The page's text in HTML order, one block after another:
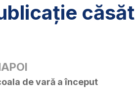
de vară a început